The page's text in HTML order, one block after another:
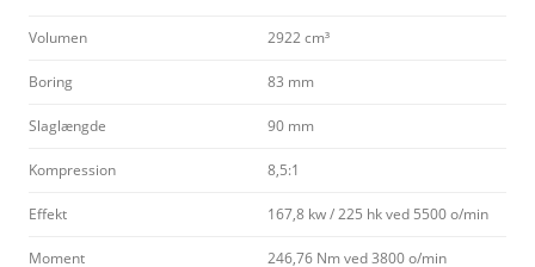
Volumen 2922 cm³
Boring 83 mm
Slaglængde 90 mm
Kompression 8,5:1
Effekt 167,8 kw / 225 hk ved 5500 o/min
Moment 246,76 Nm ved 3800 o/min